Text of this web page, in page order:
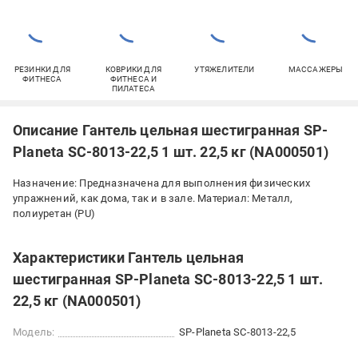
РЕЗИНКИ ДЛЯ
ФИТНЕСА
КОВРИКИ ДЛЯ
ФИТНЕСА И
ПИЛАТЕСА
УТЯЖЕЛИТЕЛИ МАССАЖЕРЫ
Описание Гантель цельная шестигранная SP-
Planeta SC-8013-22,5 1 шт. 22,5 кг (NA000501)
Назначение: Предназначена для выполнения физических
упражнений, как дома, так и в зале. Материал: Металл,
полиуретан (PU)
Характеристики Гантель цельная
шестигранная SP-Planeta SC-8013-22,5 1 шт.
22,5 кг (NA000501)
Модель:
SP-Planeta SC-8013-22,5